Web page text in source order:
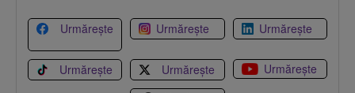
Urmărește Urmărește Urmărește
Urmărește Urmărește
Urmărește